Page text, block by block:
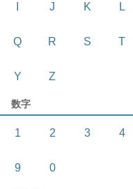
J K L
Q R S T
Y Z
数字
1 2 3 4
9 0